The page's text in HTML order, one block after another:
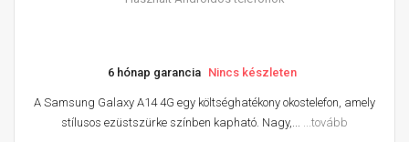
6 hónap garancia Nincs készleten
A Samsung Galaxy A14 4G egy költséghatékony okostelefon, amely
stílusos ezüstszürke színben kapható. Nagy,... ...tovább